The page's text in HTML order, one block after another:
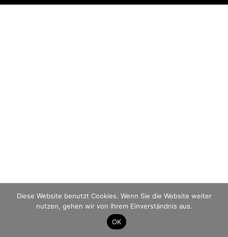
Diese Website benutzt Cookies. Wenn Sie die Website weiter
nutzen, gehen wir von Ihrem Einverständnis aus.
OK